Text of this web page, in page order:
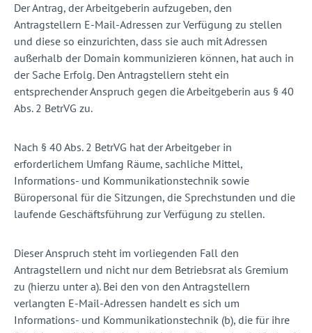
Der Antrag, der Arbeitgeberin aufzugeben, den
Antragstellern E-Mail-Adressen zur Verfügung zu stellen
und diese so einzurichten, dass sie auch mit Adressen
außerhalb der Domain kommunizieren können, hat auch in
der Sache Erfolg. Den Antragstellern steht ein
entsprechender Anspruch gegen die Arbeitgeberin aus § 40
Abs. 2 BetrVG zu.
Nach § 40 Abs. 2 BetrVG hat der Arbeitgeber in
erforderlichem Umfang Räume, sachliche Mittel,
Informations- und Kommunikationstechnik sowie
Büropersonal für die Sitzungen, die Sprechstunden und die
laufende Geschäftsführung zur Verfügung zu stellen.
Dieser Anspruch steht im vorliegenden Fall den
Antragstellern und nicht nur dem Betriebsrat als Gremium
zu (hierzu unter a). Bei den von den Antragstellern
verlangten E-Mail-Adressen handelt es sich um
Informations- und Kommunikationstechnik (b), die für ihre